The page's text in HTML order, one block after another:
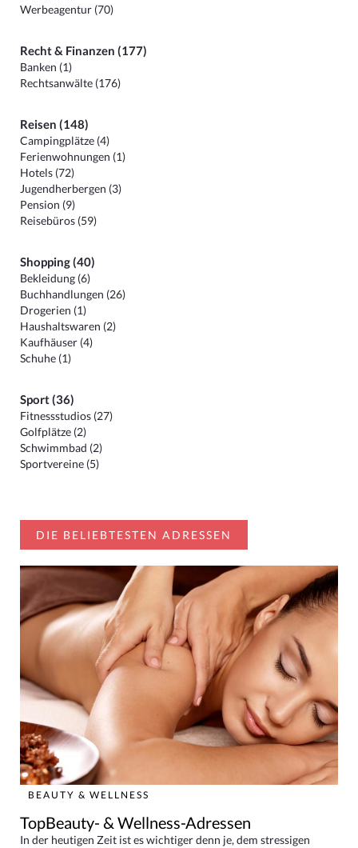
Werbeagentur (70)
Recht & Finanzen (177)
Banken (1)
Rechtsanwälte (176)
Reisen (148)
Campingplätze (4)
Ferienwohnungen (1)
Hotels (72)
Jugendherbergen (3)
Pension (9)
Reisebüros (59)
Shopping (40)
Bekleidung (6)
Buchhandlungen (26)
Drogerien (1)
Haushaltswaren (2)
Kaufhäuser (4)
Schuhe (1)
Sport (36)
Fitnessstudios (27)
Golfplätze (2)
Schwimmbad (2)
Sportvereine (5)
DIE BELIEBTESTEN ADRESSEN
BEAUTY & WELLNESS
TopBeauty- & Wellness-Adressen
In der heutigen Zeit ist es wichtiger denn je, dem stressigen